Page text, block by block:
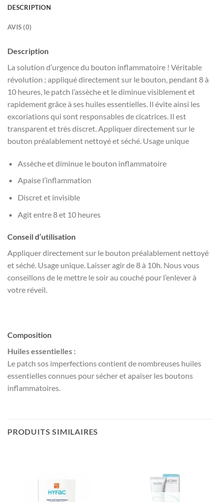
DESCRIPTION
AVIS (0)
Description
La solution d’urgence du bouton inflammatoire ! Véritable
révolution ; appliqué directement sur le bouton, pendant 8 à
10 heures, le patch l’assèche et le diminue visiblement et
rapidement grâce à ses huiles essentielles. Il évite ainsi les
excoriations qui sont responsables de cicatrices. Il est
transparent et très discret. Appliquer directement sur le
bouton préalablement nettoyé et séché. Usage unique
Assèche et diminue le bouton inflammatoire
Apaise l’inflammation
Discret et invisible
Agit entre 8 et 10 heures
Conseil d’utilisation
Appliquer directement sur le bouton préalablement nettoyé
et séché. Usage unique. Laisser agir de 8 à 10h. Nous vous
conseillons de le mettre le soir au couché pour l’enlever à
votre réveil.
Composition
Huiles essentielles :
Le patch sos imperfections contient de nombreuses huiles
essentielles connues pour sécher et apaiser les boutons
inflammatoires.
PRODUITS SIMILAIRES